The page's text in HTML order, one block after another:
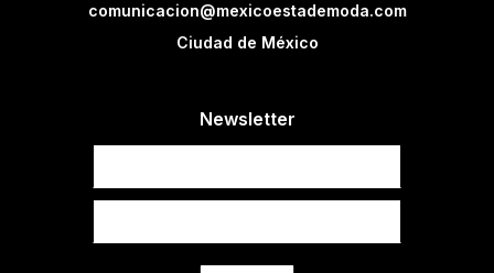
comunicacion@mexicoestademoda.com
Ciudad de México
Newsletter